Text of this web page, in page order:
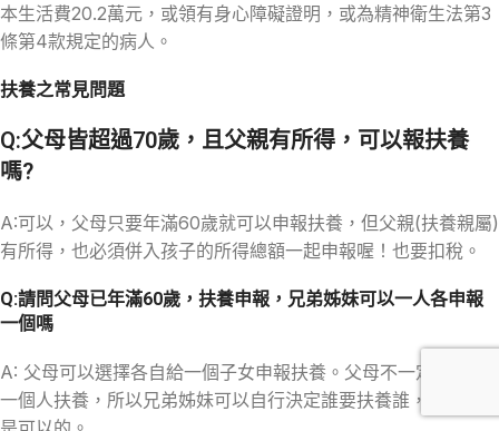
本生活費20.2萬元，或領有身心障礙證明，或為精神衛生法第3
條第4款規定的病人。
扶養之常見問題
Q:父母皆超過70歲，且父親有所得，可以報扶養
嗎?
A:可以，父母只要年滿60歲就可以申報扶養，但父親(扶養親屬)
有所得，也必須併入孩子的所得總額一起申報喔！也要扣稅。
Q:請問父母已年滿60歲，扶養申報，兄弟姊妹可以一人各申報
一個嗎
A: 父母可以選擇各自給一個子女申報扶養。父母不一定要被同
一個人扶養，所以兄弟姊妹可以自行決定誰要扶養誰，各報一個